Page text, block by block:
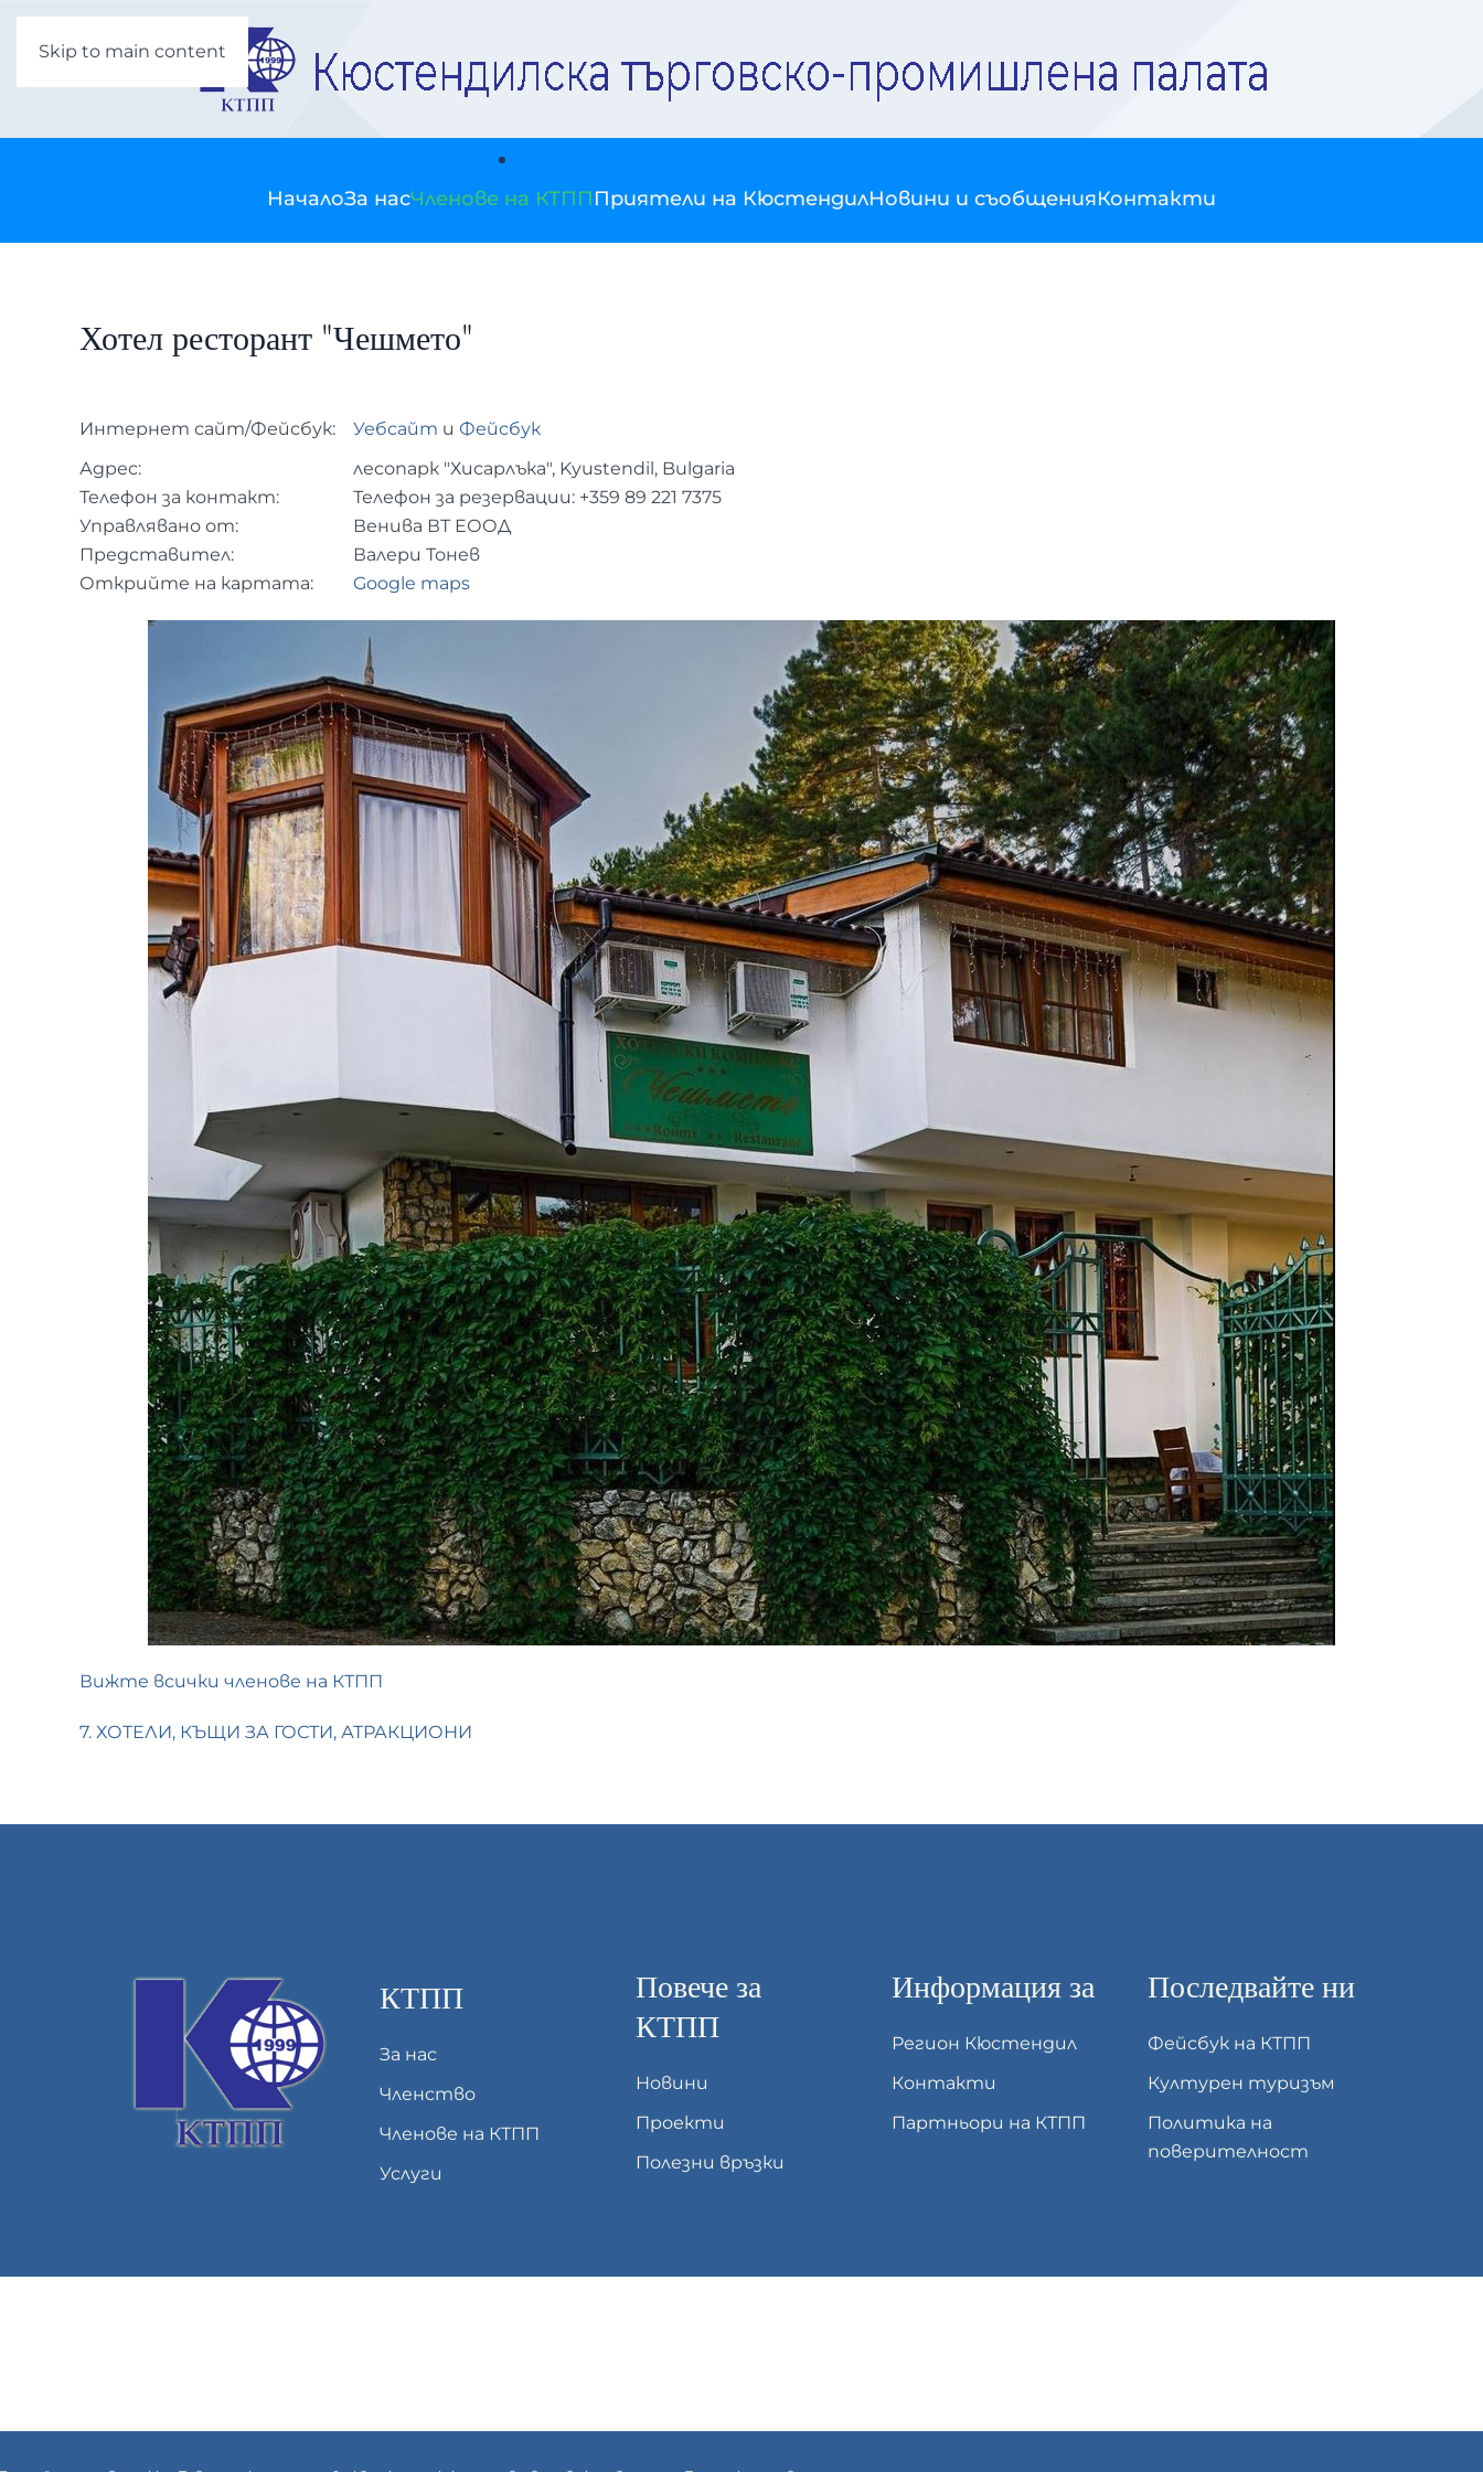
Skip to main content
НачалоЗа насЧленове на КТПППриятели на КюстендилНовини и съобщенияКонтакти
Хотел ресторант "Чешмето"
Интернет сайт/Фейсбук: Уебсайт и Фейсбук
Адрес:
лесопарк "Хисарлъка", Kyustendil, Bulgaria
Телефон за контакт:
Телефон за резервации: +359 89 221 7375
Управлявано от:
Венива ВТ ЕООД
Представител:
Валери Тонев
Открийте на картата:
Google maps
Вижте всички членове на КТПП
7. ХОТЕЛИ, КЪЩИ ЗА ГОСТИ, АТРАКЦИОНИ
КТПП
За нас
Членство
Членове на КТПП
Услуги
Повече за
КТПП
Новини
Проекти
Полезни връзки
Информация за
Регион Кюстендил
Контакти
Партньори на КТПП
Последвайте ни
Фейсбук на КТПП
Културен туризъм
Политика на
поверителност